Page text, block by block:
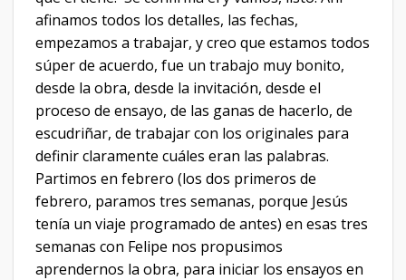
afinamos todos los detalles, las fechas,
empezamos a trabajar, y creo que estamos todos
súper de acuerdo, fue un trabajo muy bonito,
desde la obra, desde la invitación, desde el
proceso de ensayo, de las ganas de hacerlo, de
escudriñar, de trabajar con los originales para
definir claramente cuáles eran las palabras.
Partimos en febrero (los dos primeros de
febrero, paramos tres semanas, porque Jesús
tenía un viaje programado de antes) en esas tres
semanas con Felipe nos propusimos
aprendernos la obra, para iniciar los ensayos en